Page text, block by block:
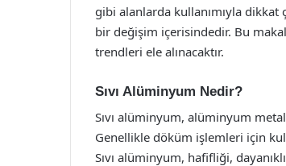
gibi alanlarda kullanımıyla dikkat
bir değişim içerisindedir. Bu
trendleri ele alınacaktır.
Sıvı Alüminyum Nedir?
Sıvı alüminyum, alüminyum
Genellikle döküm işlemleri için
Sıvı alüminyum, hafifliği,